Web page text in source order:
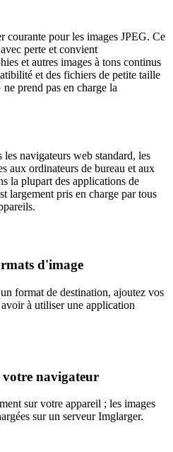
courante pour les images JPEG. Ce
perte et convient
et autres images à tons continus
et des fichiers de petite taille
prend pas en charge la
navigateurs web standard, les
aux ordinateurs de bureau et aux
la plupart des applications de
largement pris en charge par tous
d'image
format de destination, ajoutez vos
à utiliser une application
votre navigateur
sur votre appareil ; les images
sur un serveur Imglarger.